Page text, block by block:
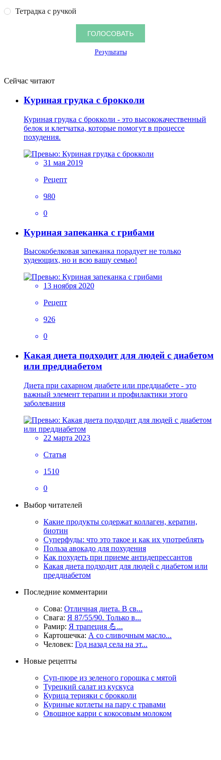
Тетрадка с ручкой
Результаты
Сейчас читают
Куриная грудка с брокколи
Куриная грудка с брокколи - это высококачественный
белок и клетчатка, которые помогут в процессе
похудения.
31 мая 2019
Рецепт
980
0
Куриная запеканка с грибами
Высокобелковая запеканка порадует не только
худеющих, но и всю вашу семью!
13 ноября 2020
Рецепт
926
0
Какая диета подходит для людей с диабетом
или преддиабетом
Диета при сахарном диабете или преддиабете - это
важный элемент терапии и профилактики этого
заболевания
22 марта 2023
Статья
1510
0
Выбор читателей
Какие продукты содержат коллаген, кератин,
биотин
Суперфуды: что это такое и как их употреблять
Польза авокадо для похудения
Как похудеть при приеме антидепрессантов
Какая диета подходит для людей с диабетом или
преддиабетом
Последние комментарии
Сова: Отличная диета. В св...
Свага: Я 87/55/90. Только в...
Рамир: Я трапеция 💪...
Картошечка: А со сливочным масло...
Человек: Год назад села на эт...
Новые рецепты
Суп-пюре из зеленого горошка с мятой
Турецкий салат из кускуса
Курица терияки с брокколи
Куриные котлеты на пару с травами
Овощное карри с кокосовым молоком